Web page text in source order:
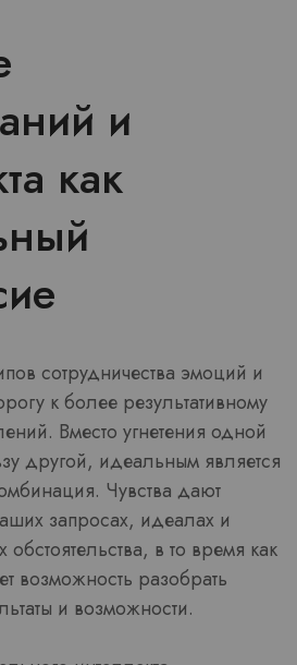
и
как
сотрудничества эмоций и
к более результативному
Вместо угнетения одной
другой, идеальным является
Чувства дают
запросах, идеалах и
обстоятельства, в то время как
возможность разобрать
и возможности.